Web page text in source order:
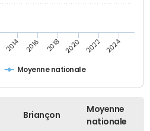
Moyenne nationale
2014 2016 2018 2020 2022 2024
Briançon
Moyenne
nationale